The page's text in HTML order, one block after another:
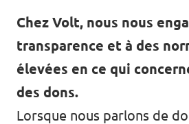
Volt Tervuren
Volt Leuven
Volt Bruxelles
Volt Antwerpen
Actualités
Agenda
Chez Volt, nous nous
transparence et à des
élevées en ce qui
des dons.
Lorsque nous parlons de